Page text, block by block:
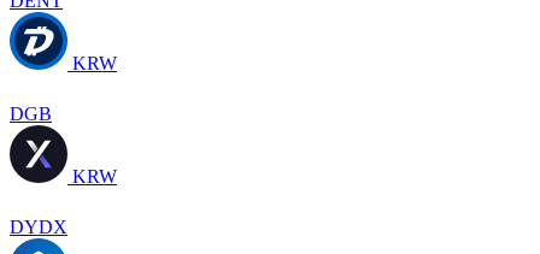
KRW
DGB
KRW
DYDX